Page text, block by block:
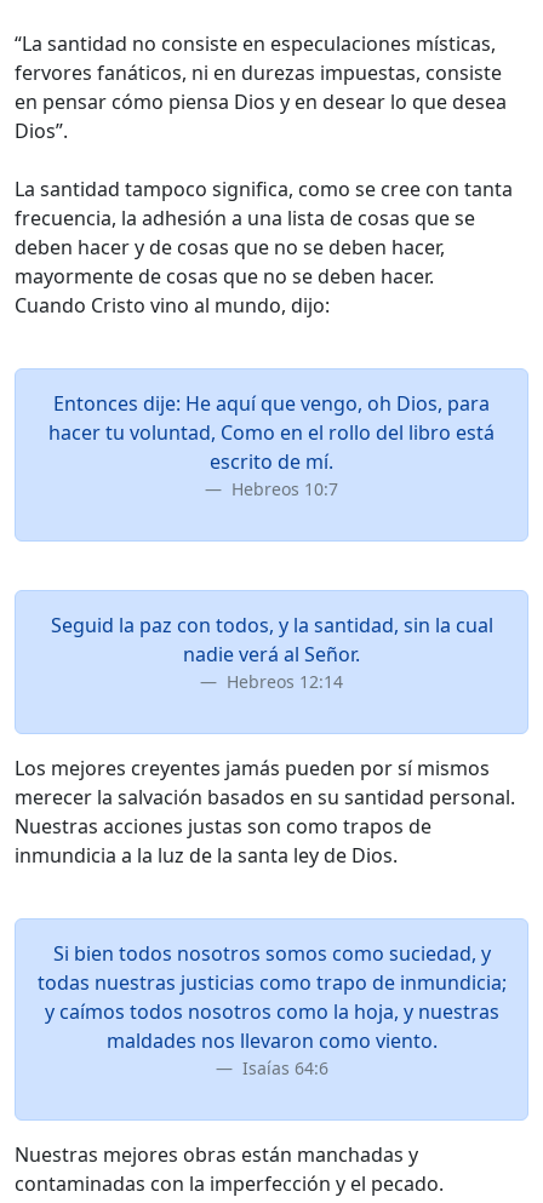
“La santidad no consiste en especulaciones místicas,
fervores fanáticos, ni en durezas impuestas, consiste
en pensar cómo piensa Dios y en desear lo que desea
Dios”.
La santidad tampoco significa, como se cree con tanta
frecuencia, la adhesión a una lista de cosas que se
deben hacer y de cosas que no se deben hacer,
mayormente de cosas que no se deben hacer.
Cuando Cristo vino al mundo, dijo:
Entonces dije: He aquí que vengo, oh Dios, para
hacer tu voluntad, Como en el rollo del libro está
escrito de mí.
Hebreos 10:7
Seguid la paz con todos, y la santidad, sin la cual
nadie verá al Señor.
Hebreos 12:14
Los mejores creyentes jamás pueden por sí mismos
merecer la salvación basados en su santidad personal.
Nuestras acciones justas son como trapos de
inmundicia a la luz de la santa ley de Dios.
Si bien todos nosotros somos como suciedad, y
todas nuestras justicias como trapo de inmundicia;
y caímos todos nosotros como la hoja, y nuestras
maldades nos llevaron como viento.
Isaías 64:6
Nuestras mejores obras están manchadas y
contaminadas con la imperfección y el pecado.